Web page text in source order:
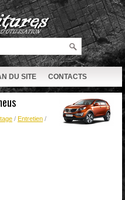
DU SITE CONTACTS
/ Entretien /